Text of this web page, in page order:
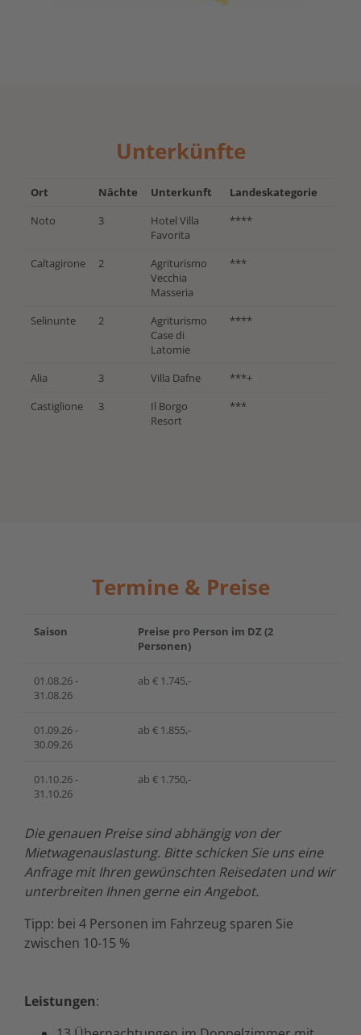
Unterkünfte
Ort Nächte Unterkunft
Landeskategorie
Noto
3
Hotel Villa
Favorita
****
Caltagirone 2
Agriturismo
Vecchia
Masseria
***
Selinunte 2
Agriturismo
Case di
Latomie
****
Alia 3 Villa Dafne
***+
Castiglione
3
Il Borgo
Resort
***
Termine & Preise
Saison
Preise pro Person im DZ (2
Personen)
01.08.26 -
31.08.26
ab € 1.745,-
01.09.26 -
30.09.26
ab € 1.855,-
01.10.26 -
31.10.26
ab € 1.750,-
Die genauen Preise sind abhängig von der
Mietwagenauslastung. Bitte schicken Sie uns eine
Anfrage mit Ihren gewünschten Reisedaten und wir
unterbreiten Ihnen gerne ein Angebot.
Tipp: bei 4 Personen im Fahrzeug sparen Sie
zwischen 10-15 %
Leistungen: